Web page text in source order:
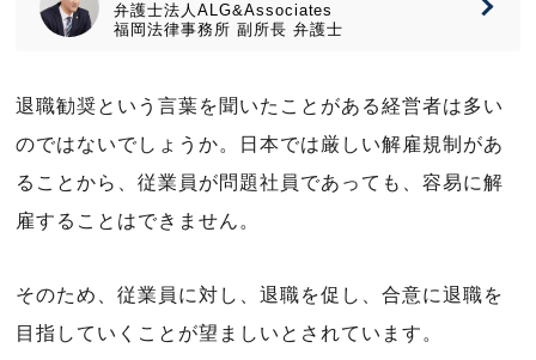
弁護士法人ALG&Associates
福岡法律事務所 副所長 弁護士
退職勧奨という言葉を聞いたことがある経営者は多い
のではないでしょうか。日本では厳しい解雇規制があ
ることから、従業員が問題社員であっても、容易に解
雇することはできません。
そのため、従業員に対し、退職を促し、合意に退職を
目指していくことが望ましいとされています。